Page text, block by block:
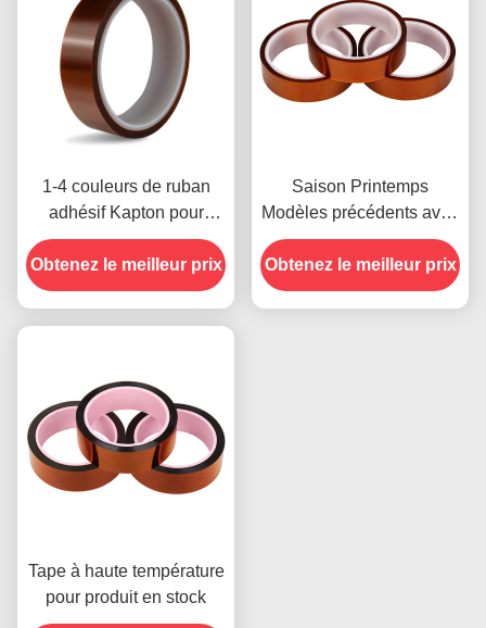
1-4 couleurs de ruban
adhésif Kapton pour
l'impression sur le devant
Obtenez le meilleur prix
Saison Printemps
Modèles précédents avec
résistance à l'humidité et
résistance au pelage de
2,5 N/25 mm
Obtenez le meilleur prix
Tape à haute température
pour produit en stock